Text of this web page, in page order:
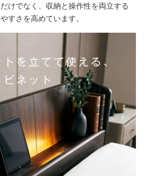
けでなく、収納と操作性を両立する
すさを高めています。